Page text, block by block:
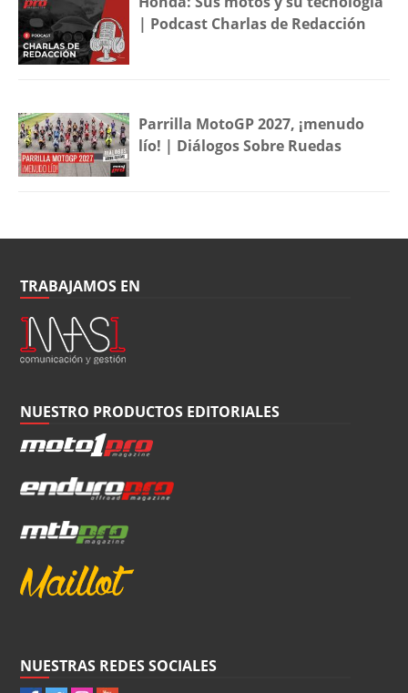
| Podcast Charlas de Redacción
Parrilla MotoGP 2027, ¡menudo
lío! | Diálogos Sobre Ruedas
TRABAJAMOS EN
NUESTRO PRODUCTOS EDITORIALES
NUESTRAS REDES SOCIALES